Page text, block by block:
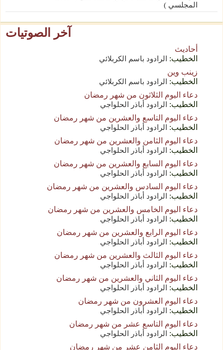
المجلسي )
آخر الصوتيات
أحاديث
الخطيب: الرادود باسم الكربلائي
زينب وين
الخطيب: الرادود باسم الكربلائي
دعاء اليوم الثلاثون من شهر رمضان
الخطيب: الرادود أباذر الحلواجي
دعاء اليوم التاسع والعشرين من شهر رمضان
الخطيب: الرادود أباذر الحلواجي
دعاء اليوم الثامن والعشرين من شهر رمضان
الخطيب: الرادود أباذر الحلواجي
دعاء اليوم السابع والعشرين من شهر رمضان
الخطيب: الرادود أباذر الحلواجي
دعاء اليوم السادس والعشرين من شهر رمضان
الخطيب: الرادود أباذر الحلواجي
دعاء اليوم الخامس والعشرين من شهر رمضان
الخطيب: الرادود أباذر الحلواجي
دعاء اليوم الرابع والعشرين من شهر رمضان
الخطيب: الرادود أباذر الحلواجي
دعاء اليوم الثالث والعشرين من شهر رمضان
الخطيب: الرادود أباذر الحلواجي
دعاء اليوم الثاني والعشرين من شهر رمضان
الخطيب: الرادود أباذر الحلواجي
دعاء اليوم العشرون من شهر رمضان
الخطيب: الرادود أباذر الحلواجي
دعاء اليوم التاسع عشر من شهر رمضان
الخطيب: الرادود أباذر الحلواجي
دعاء اليوم الثامن عشر من شهر رمضان